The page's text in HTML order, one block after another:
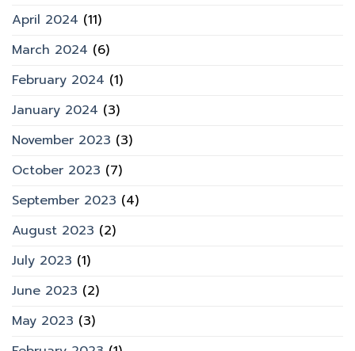
April 2024 (11)
March 2024 (6)
February 2024 (1)
January 2024 (3)
November 2023 (3)
October 2023 (7)
September 2023 (4)
August 2023 (2)
July 2023 (1)
June 2023 (2)
May 2023 (3)